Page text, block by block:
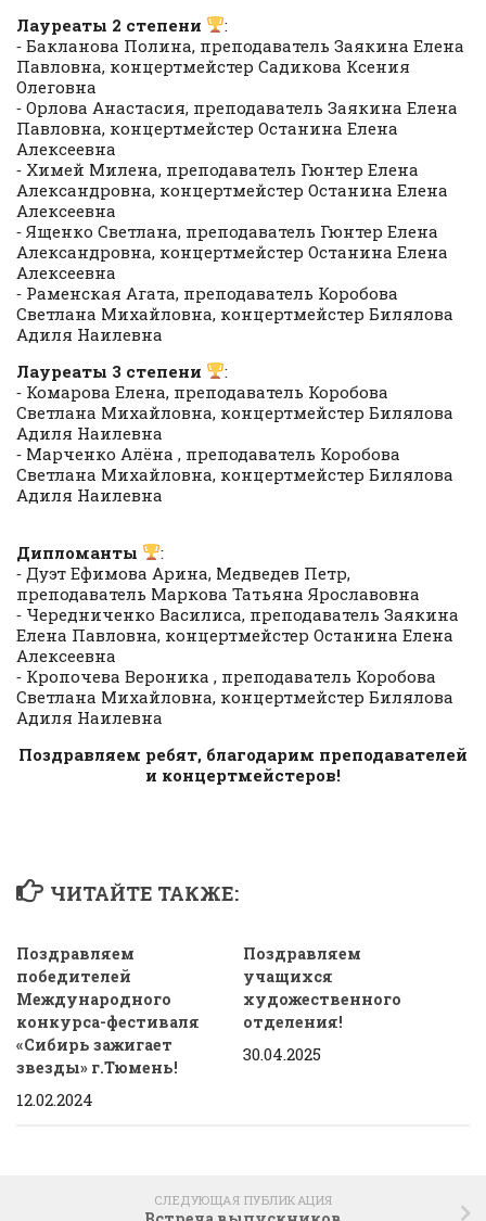
Лауреаты 2 степени
:
⁃ Бакланова Полина, преподаватель Заякина Елена
Павловна, концертмейстер Садикова Ксения
Олеговна
⁃ Орлова Анастасия, преподаватель Заякина Елена
Павловна, концертмейстер Останина Елена
Алексеевна
⁃ Химей Милена, преподаватель Гюнтер Елена
Александровна, концертмейстер Останина Елена
Алексеевна
⁃ Ященко Светлана, преподаватель Гюнтер Елена
Александровна, концертмейстер Останина Елена
Алексеевна
⁃ Раменская Агата, преподаватель Коробова
Светлана Михайловна, концертмейстер Билялова
Адиля Наилевна
Лауреаты 3 степени
:
⁃ Комарова Елена, преподаватель Коробова
Светлана Михайловна, концертмейстер Билялова
Адиля Наилевна
⁃ Марченко Алёна , преподаватель Коробова
Светлана Михайловна, концертмейстер Билялова
Адиля Наилевна
Дипломанты
:
⁃ Дуэт Ефимова Арина, Медведев Петр,
преподаватель Маркова Татьяна Ярославовна
⁃ Чередниченко Василиса, преподаватель Заякина
Елена Павловна, концертмейстер Останина Елена
Алексеевна
⁃ Кропочева Вероника , преподаватель Коробова
Светлана Михайловна, концертмейстер Билялова
Адиля Наилевна
Поздравляем ребят, благодарим преподавателей
и концертмейстеров!
ЧИТАЙТЕ ТАКЖЕ:
Поздравляем
победителей
Международного
конкурса-фестиваля
«Сибирь зажигает
звезды» г.Тюмень!
12.02.2024
Поздравляем
учащихся
художественного
отделения!
30.04.2025
СЛЕДУЮЩАЯ ПУБЛИКАЦИЯ